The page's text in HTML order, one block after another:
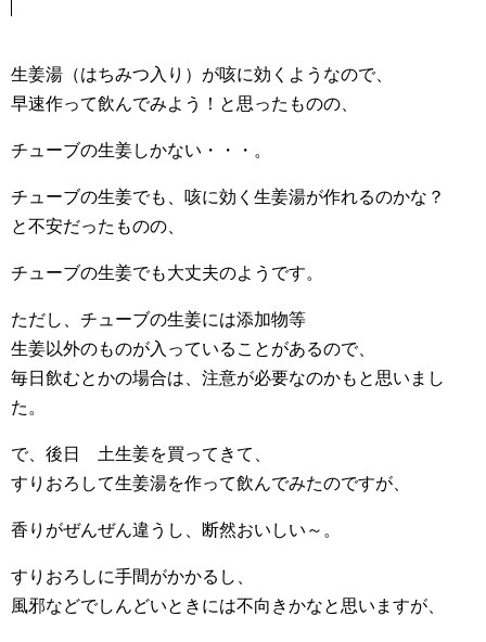
生姜湯（はちみつ入り）が咳に効くようなので、
早速作って飲んでみよう！と思ったものの、
チューブの生姜しかない・・・。
チューブの生姜でも、咳に効く生姜湯が作れるのかな？
と不安だったものの、
チューブの生姜でも大丈夫のようです。
ただし、チューブの生姜には添加物等
生姜以外のものが入っていることがあるので、
毎日飲むとかの場合は、注意が必要なのかもと思いまし
た。
で、後日 土生姜を買ってきて、
すりおろして生姜湯を作って飲んでみたのですが、
香りがぜんぜん違うし、断然おいしい～。
すりおろしに手間がかかるし、
風邪などでしんどいときには不向きかなと思いますが、